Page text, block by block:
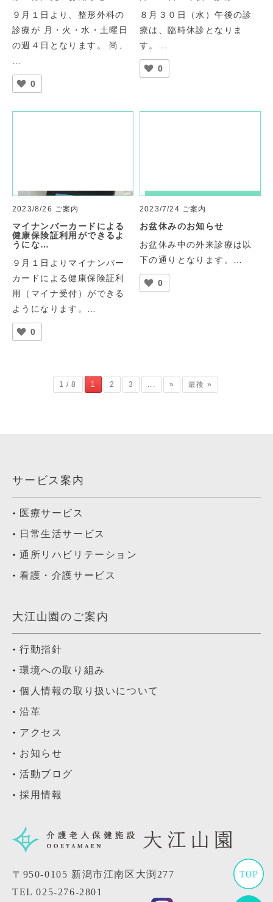
９月１日より、整形外科の
診療が 月・火・水・土曜日
の週４日となります。 尚、
…
0
８月３０日（水）午後の診
療は、臨時休診となりま
す。…
0
2023/8/26 ご案内
マイナンバーカードによる
健康保険証利用ができるよ
うにな…
９月１日よりマイナンバー
カードによる健康保険証利
用（マイナ受付）ができる
ようになります。…
0
2023/7/24 ご案内
お盆休みのお知らせ
お盆休み中の外来診療は以
下の通りとなります。…
0
1 / 8 1 2 3 ... » 最後 »
サービス案内
医療サービス
日常生活サービス
通所リハビリテーション
看護・介護サービス
大江山園のご案内
行動指針
環境への取り組み
個人情報の取り扱いについて
沿革
アクセス
お知らせ
活動ブログ
採用情報
〒950-0105 新潟市江南区大渕277
TEL025-276-2801